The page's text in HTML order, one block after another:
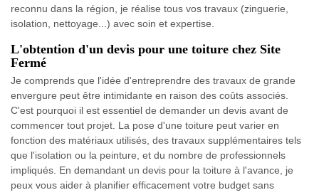
reconnu dans la région, je réalise tous vos travaux (zinguerie,
isolation, nettoyage...) avec soin et expertise.
L'obtention d'un devis pour une toiture chez Site
Fermé
Je comprends que l'idée d'entreprendre des travaux de grande
envergure peut être intimidante en raison des coûts associés.
C'est pourquoi il est essentiel de demander un devis avant de
commencer tout projet. La pose d'une toiture peut varier en
fonction des matériaux utilisés, des travaux supplémentaires tels
que l'isolation ou la peinture, et du nombre de professionnels
impliqués. En demandant un devis pour la toiture à l'avance, je
peux vous aider à planifier efficacement votre budget sans